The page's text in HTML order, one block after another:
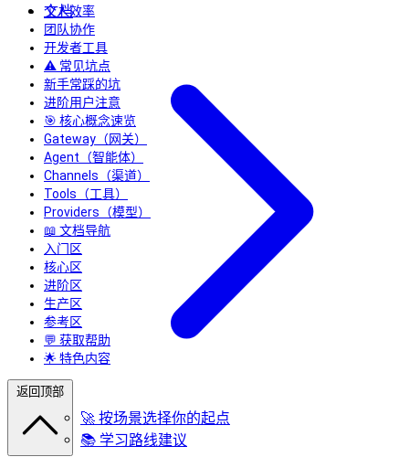
文档
🚀 按场景选择你的起点
📚 学习路线建议
个人效率
团队协作
开发者工具
⚠️ 常见坑点
新手常踩的坑
进阶用户注意
🎯 核心概念速览
Gateway（网关）
Agent（智能体）
Channels（渠道）
Tools（工具）
Providers（模型）
📖 文档导航
入门区
核心区
进阶区
生产区
参考区
💬 获取帮助
🌟 特色内容
返回顶部